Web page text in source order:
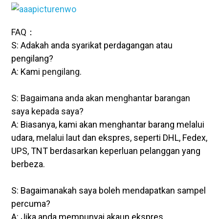
FAQ：
S: Adakah anda syarikat perdagangan atau
pengilang?
A: Kami pengilang.
S: Bagaimana anda akan menghantar barangan
saya kepada saya?
A: Biasanya, kami akan menghantar barang melalui
udara, melalui laut dan ekspres, seperti DHL, Fedex,
UPS, TNT berdasarkan keperluan pelanggan yang
berbeza.
S: Bagaimanakah saya boleh mendapatkan sampel
percuma?
A: Jika anda mempunyai akaun ekspres